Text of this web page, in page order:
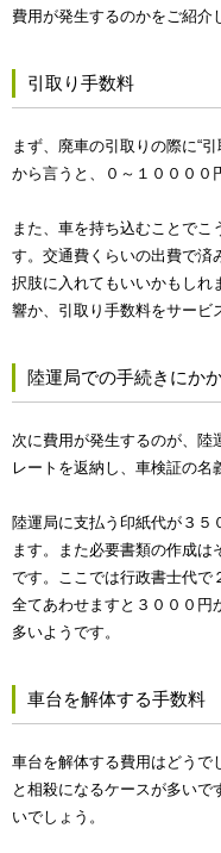
費用が発生するのかをご紹介
引取り手数料
まず、廃車の引取りの際に“
から言うと、０～１００００
また、車を持ち込むことでこ
す。交通費くらいの出費で済
択肢に入れてもいいかもしれ
響か、引取り手数料をサービ
陸運局での手続きにか
次に費用が発生するのが、陸
レートを返納し、車検証の名
陸運局に支払う印紙代が３５
ます。また必要書類の作成
です。ここでは行政書士代で
全てあわせますと３０００円
多いようです。
車台を解体する手数料
車台を解体する費用はどうで
と相殺になるケースが多いで
いでしょう。